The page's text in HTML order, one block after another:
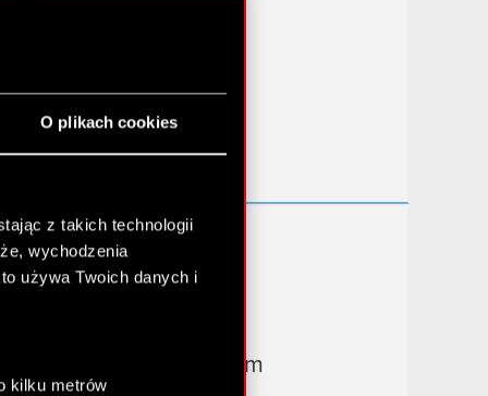
O plikach cookies
z takich technologii
wychodzenia
używa Twoich danych i
kilku metrów
Przydatne linki
Kontakt IR
Dowiedz się więcej:
thewitcher.com
gear.cdprojektred.com